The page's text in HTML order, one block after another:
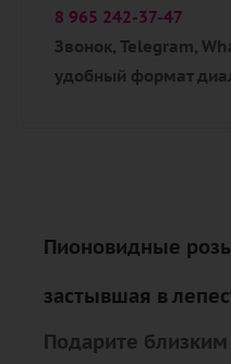
8 965 242-37-47
Звонок, Telegram,
удобный формат
Пионовидные
застывшая в
Подарите